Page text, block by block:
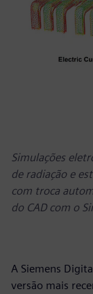
Simulações
de radiação e
com troca
do CAD com o
A Siemens
versão mais